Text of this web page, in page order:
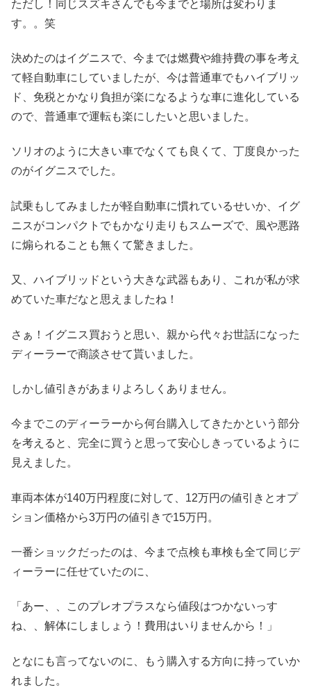
ただし！同じスズキさんでも今までと場所は変わりま
す。。笑
決めたのはイグニスで、今までは燃費や維持費の事を考え
て軽自動車にしていましたが、今は普通車でもハイブリッ
ド、免税とかなり負担が楽になるような車に進化している
ので、普通車で運転も楽にしたいと思いました。
ソリオのように大きい車でなくても良くて、丁度良かった
のがイグニスでした。
試乗もしてみましたが軽自動車に慣れているせいか、イグ
ニスがコンパクトでもかなり走りもスムーズで、風や悪路
に煽られることも無くて驚きました。
又、ハイブリッドという大きな武器もあり、これが私が求
めていた車だなと思えましたね！
さぁ！イグニス買おうと思い、親から代々お世話になった
ディーラーで商談させて貰いました。
しかし値引きがあまりよろしくありません。
今までこのディーラーから何台購入してきたかという部分
を考えると、完全に買うと思って安心しきっているように
見えました。
車両本体が140万円程度に対して、12万円の値引きとオプ
ション価格から3万円の値引きで15万円。
一番ショックだったのは、今まで点検も車検も全て同じデ
ィーラーに任せていたのに、
「あー、、このプレオプラスなら値段はつかないっす
ね、、解体にしましょう！費用はいりませんから！」
となにも言ってないのに、もう購入する方向に持っていか
れました。